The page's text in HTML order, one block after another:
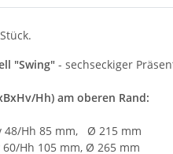
"Swing" - sechseckiger
Hh) am oberen Rand:
Hh 85 mm, Ø 215 mm
Hh 105 mm, Ø 265 mm